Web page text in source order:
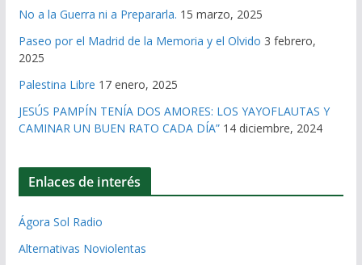
No a la Guerra ni a Prepararla. 15 marzo, 2025
Paseo por el Madrid de la Memoria y el Olvido 3 febrero,
2025
Palestina Libre 17 enero, 2025
JESÚS PAMPÍN TENÍA DOS AMORES: LOS YAYOFLAUTAS Y
CAMINAR UN BUEN RATO CADA DÍA” 14 diciembre, 2024
Enlaces de interés
Ágora Sol Radio
Alternativas Noviolentas